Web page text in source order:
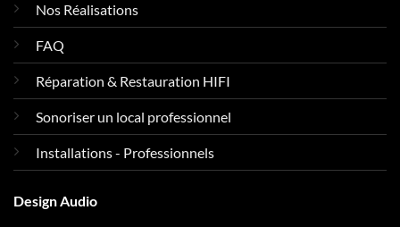
Nos Réalisations
FAQ
Réparation & Restauration HIFI
Sonoriser un local professionnel
Installations - Professionnels
Design Audio